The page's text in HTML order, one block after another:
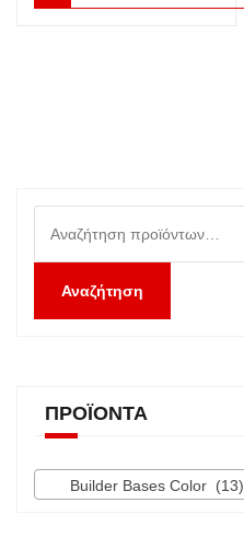
για:
Αναζήτηση
ΠΡΟΪΌΝΤΑ
Builder Bases Color (13)